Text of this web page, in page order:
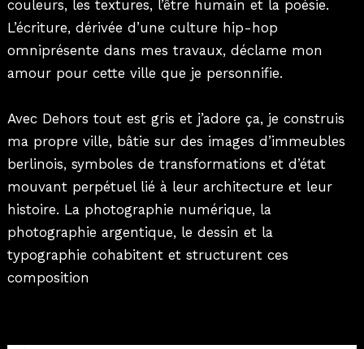
couleurs, les textures, l’être humain et la poésie.
L’écriture, dérivée d’une culture hip-hop
omniprésente dans mes travaux, déclame mon
amour pour cette ville que je personnifie.
Avec Dehors tout est gris et j’adore ça, je construis
ma propre ville, bâtie sur des images d’immeubles
berlinois, symboles de transformations et d’état
mouvant perpétuel lié à leur architecture et leur
histoire. La photographie numérique, la
photographie argentique, le dessin et la
typographie cohabitent et structurent ces
composition